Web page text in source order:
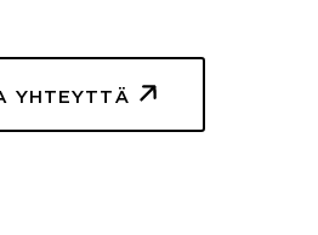
YHTEYTTÄ